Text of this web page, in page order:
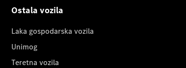
Ostala vozila
Laka gospodarska vozila
Unimog
Teretna vozila